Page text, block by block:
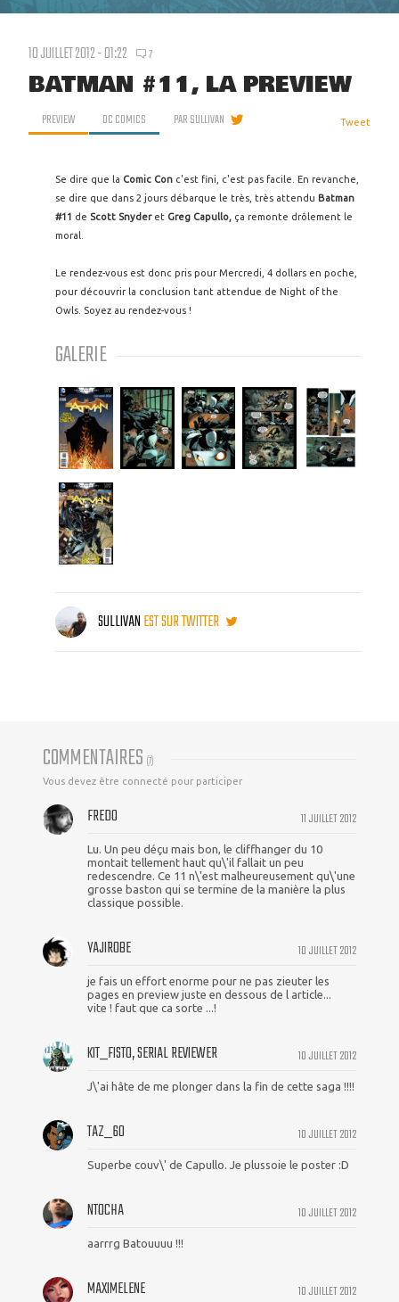
10 JUILLET 2012 - 01:22 7
BATMAN #11, LA PREVIEW
PREVIEW DC COMICS PARSULLIVAN Tweet
Se dire que la Comic Con c'est fini, c'est pas facile. En revanche,
se dire que dans 2 jours débarque le très, très attendu Batman
#11 de Scott Snyder et Greg Capullo, ça remonte drôlement le
moral.
Le rendez-vous est donc pris pour Mercredi, 4 dollars en poche,
pour découvrir la conclusion tant attendue de Night of the
Owls. Soyez au rendez-vous !
GALERIE
SULLIVANEST SUR TWITTER
COMMENTAIRES (7)
Vous devez être connecté pour participer
11 JUILLET 2012
FREDO
Lu. Un peu déçu mais bon, le cliffhanger du 10
montait tellement haut qu\'il fallait un peu
redescendre. Ce 11 n\'est malheureusement qu\'une
grosse baston qui se termine de la manière la plus
classique possible.
10 JUILLET 2012
YAJIROBE
je fais un effort enorme pour ne pas zieuter les
pages en preview juste en dessous de l article...
vite ! faut que ca sorte ...!
10 JUILLET 2012
KIT_FISTO, SERIAL REVIEWER
J\'ai hâte de me plonger dans la fin de cette saga !!!!
10 JUILLET 2012
TAZ_60
Superbe couv\' de Capullo. Je plussoie le poster :D
10 JUILLET 2012
NTOCHA
aarrrg Batouuuu !!!
10 JUILLET 2012
MAXIMELENE